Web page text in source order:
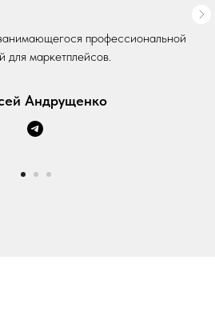
профессиональной
для маркетплейсов.
Андрущенко